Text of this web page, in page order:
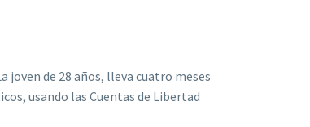
joven de 28 años, lleva cuatro meses
usando las Cuentas de Libertad